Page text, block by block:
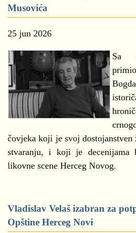
Musovića
25 jun 2026
Sa
čovjeka koji je svoj
stvaranju, i koji je decenijama
likovne scene Herceg Novog.
Vladislav Velaš izabran za
Opštine Herceg Novi